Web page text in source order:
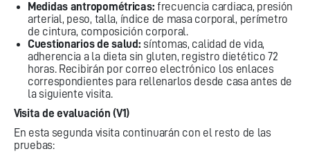
Medidas antropométricas: frecuencia cardiaca, presión
arterial, peso, talla, índice de masa corporal, perímetro
de cintura, composición corporal.
Cuestionarios de salud: síntomas, calidad de vida,
adherencia a la dieta sin gluten, registro dietético 72
horas. Recibirán por correo electrónico los enlaces
correspondientes para rellenarlos desde casa antes de
la siguiente visita.
Visita de evaluación (V1)
En esta segunda visita continuarán con el resto de las
pruebas: